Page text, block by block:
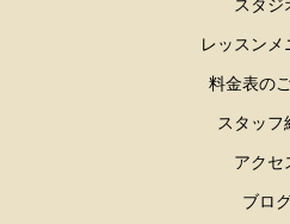
スタジ
レッスンメ
料金表の
スタッフ
アクセ
ブロ